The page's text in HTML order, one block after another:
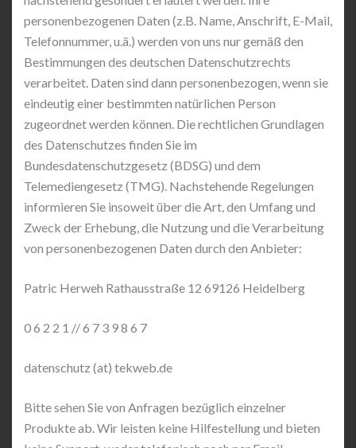
personenbezogenen Daten (z.B. Name, Anschrift, E-Mail,
Telefonnummer, u.ä.) werden von uns nur gemäß den
Bestimmungen des deutschen Datenschutzrechts
verarbeitet. Daten sind dann personenbezogen, wenn sie
eindeutig einer bestimmten natürlichen Person
zugeordnet werden können. Die rechtlichen Grundlagen
des Datenschutzes finden Sie im
Bundesdatenschutzgesetz (BDSG) und dem
Telemediengesetz (TMG). Nachstehende Regelungen
informieren Sie insoweit über die Art, den Umfang und
Zweck der Erhebung, die Nutzung und die Verarbeitung
von personenbezogenen Daten durch den Anbieter:
Patric Herweh Rathausstraße 12 69126 Heidelberg
0 6 2 2 1 // 6 7 3 9 8 6 7
datenschutz (at) tekweb.de
Bitte sehen Sie von Anfragen bezüglich einzelner
Produkte ab. Wir leisten keine Hilfestellung und bieten